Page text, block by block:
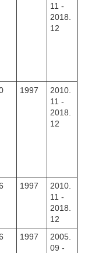
11 -
2018.
12
1997
2010.
11 -
2018.
12
1997
2010.
11 -
2018.
12
1997
2005.
09 -